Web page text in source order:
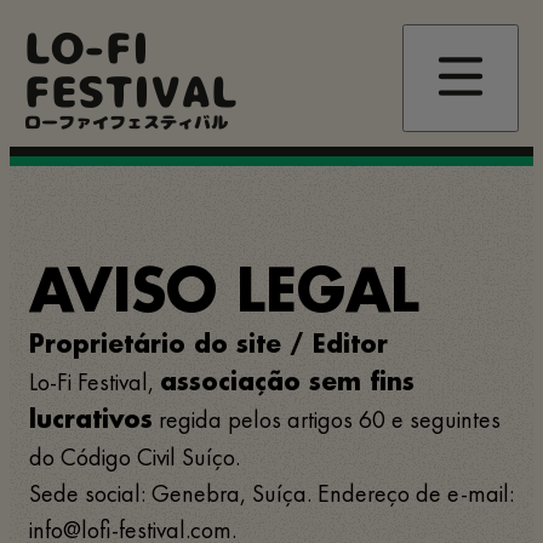
para
conteúdo
principal
LO-FI
FESTIVAL
ローファイフェスティバル
AVISO LEGAL
Proprietário do site / Editor
Lo-Fi Festival, associação sem fins
lucrativos regida pelos artigos 60 e seguintes
do Código Civil Suíço.
Sede social: Genebra, Suíça. Endereço de e-mail:
info@lofi-festival.com.